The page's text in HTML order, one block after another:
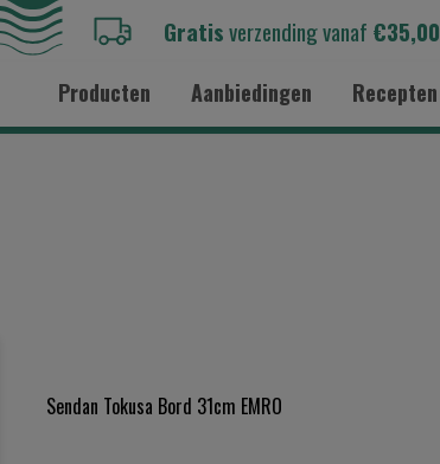
Gratisverzending vanaf €35,00
Producten Aanbiedingen Recepten
Sendan Tokusa Bord 31cm EMRO